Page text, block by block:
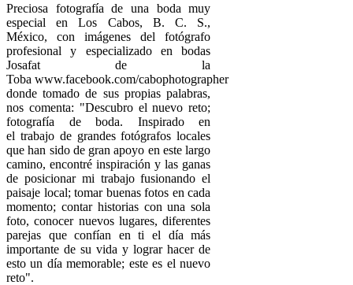
Preciosa fotografía de una boda muy
especial en Los Cabos, B. C. S.,
México, con imágenes del fotógrafo
profesional y especializado en bodas
Josafat de la
Toba www.facebook.com/cabophotographer
donde tomado de sus propias palabras,
nos comenta: "Descubro el nuevo reto;
fotografía de boda. Inspirado en
el trabajo de grandes fotógrafos locales
que han sido de gran apoyo en este largo
camino, encontré inspiración y las ganas
de posicionar mi trabajo fusionando el
paisaje local; tomar buenas fotos en cada
momento; contar historias con una sola
foto, conocer nuevos lugares, diferentes
parejas que confían en ti el día más
importante de su vida y lograr hacer de
esto un día memorable; este es el nuevo
reto".